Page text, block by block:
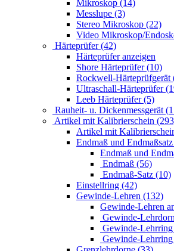
Mikroskop (14)
Messlupe (3)
Stereo Mikroskop (22)
Video Mikroskop/
Härteprüfer (42)
Härteprüfer anzeigen
Shore Härteprüfer (10)
Rockwell-Härteprüfgerät
Ultraschall-Härteprüfer
Leeb Härteprüfer (5)
Rauheit- u. Dickenmessgerät
Artikel mit Kalibrierschein
Artikel mit
Endmaß und
Endmaß und
Endmaß (56)
Endmaß-Satz (10)
Einstellring (42)
Gewinde-Lehren (132)
Gewinde-Lehren
Gewinde-
Gewinde-Lehrring
Gewinde-